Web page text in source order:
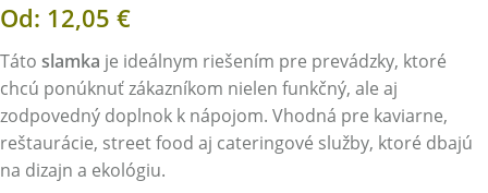
Od: 12,05 €
Táto slamka je ideálnym riešením pre prevádzky, ktoré
chcú ponúknuť zákazníkom nielen funkčný, ale aj
zodpovedný doplnok k nápojom. Vhodná pre kaviarne,
reštaurácie, street food aj cateringové služby, ktoré dbajú
na dizajn a ekológiu.